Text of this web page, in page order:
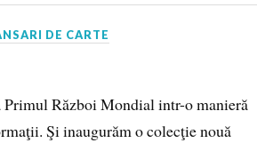
DE CARTE
Primul Război Mondial intr-o manieră
Şi inaugurăm o colecţie nouă